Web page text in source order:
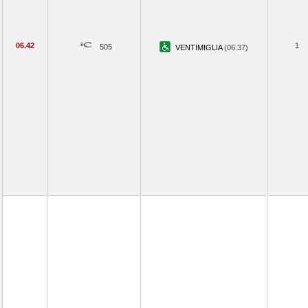
06.42 505 VENTIMIGLIA(06.37) 1